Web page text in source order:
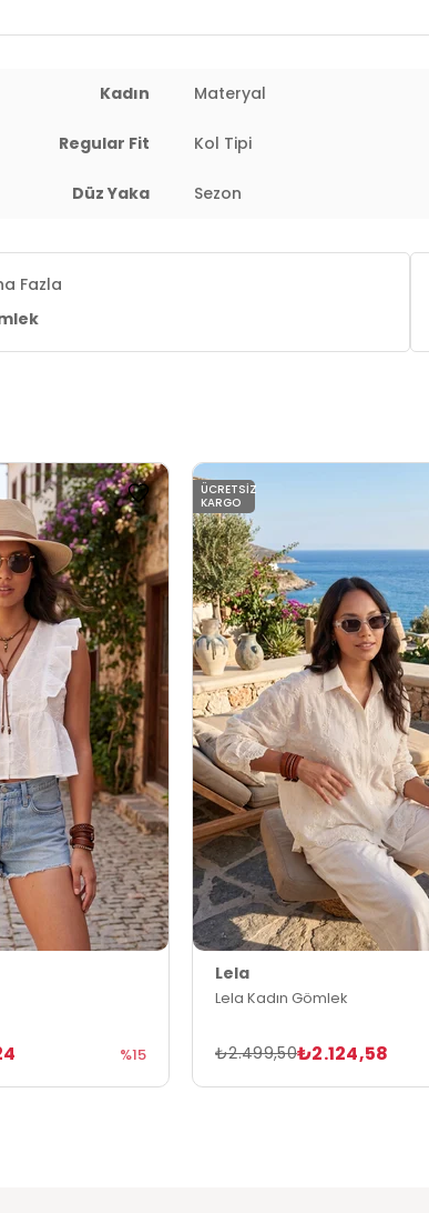
Basen : 93 cm / Beden : S
Kadın Materyal
Regular Fit Kol Tipi
Düz Yaka Sezon
Fazla
%15
Lela
Lela Kadın Gömlek
₺2.124,58
₺2.499,50
ÜCRETSIZ
KARGO